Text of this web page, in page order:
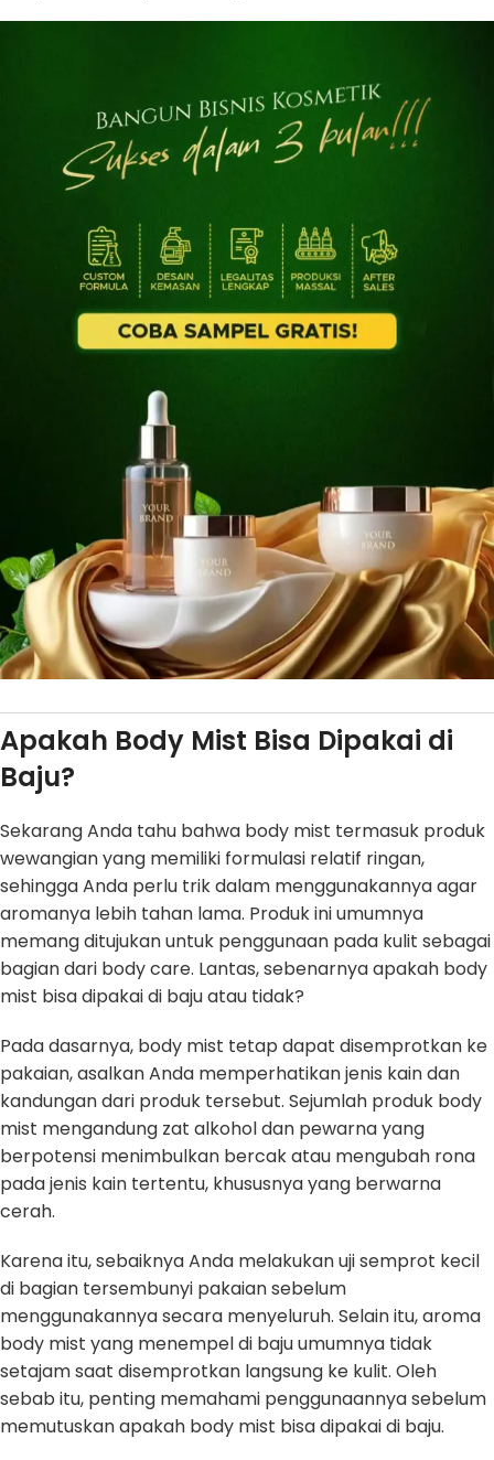
Apakah Body Mist Bisa Dipakai di
Baju?
Sekarang Anda tahu bahwa body mist termasuk produk
wewangian yang memiliki formulasi relatif ringan,
sehingga Anda perlu trik dalam menggunakannya agar
aromanya lebih tahan lama. Produk ini umumnya
memang ditujukan untuk penggunaan pada kulit sebagai
bagian dari body care. Lantas, sebenarnya apakah body
mist bisa dipakai di baju atau tidak?
Pada dasarnya, body mist tetap dapat disemprotkan ke
pakaian, asalkan Anda memperhatikan jenis kain dan
kandungan dari produk tersebut. Sejumlah produk body
mist mengandung zat alkohol dan pewarna yang
berpotensi menimbulkan bercak atau mengubah rona
pada jenis kain tertentu, khususnya yang berwarna
cerah.
Karena itu, sebaiknya Anda melakukan uji semprot kecil
di bagian tersembunyi pakaian sebelum
menggunakannya secara menyeluruh. Selain itu, aroma
body mist yang menempel di baju umumnya tidak
setajam saat disemprotkan langsung ke kulit. Oleh
sebab itu, penting memahami penggunaannya sebelum
memutuskan apakah body mist bisa dipakai di baju.